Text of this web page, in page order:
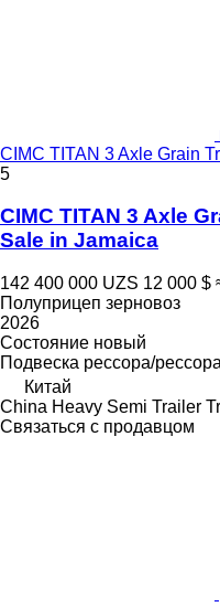
CIMC TITAN 3 Axle Grain
5
CIMC TITAN 3 Axle
Sale in Jamaica
142 400 000 UZS 12 000 $
Полуприцеп зерновоз
2026
Состояние новый
Подвеска рессора/рессора
Китай
China Heavy Semi Trailer
Связаться с продавцом